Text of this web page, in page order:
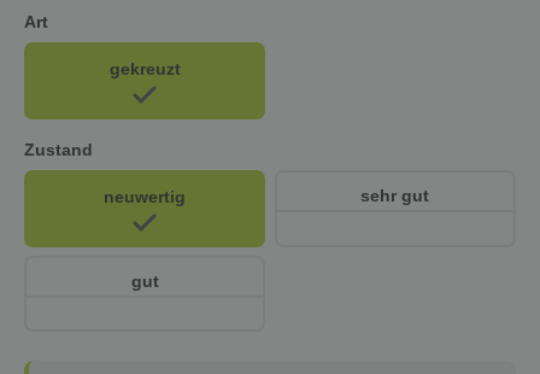
Art
gekreuzt
Zustand
neuwertig sehr gut
gut